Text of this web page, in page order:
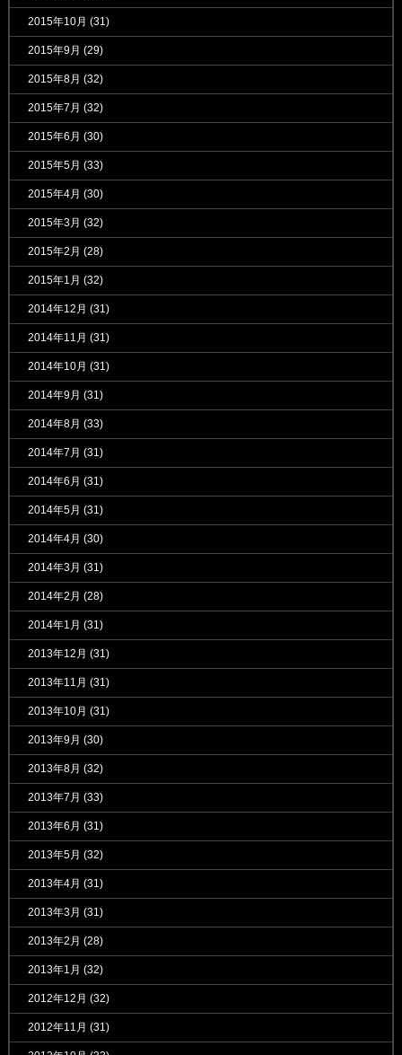
2015年10月 (31)
2015年9月 (29)
2015年8月 (32)
2015年7月 (32)
2015年6月 (30)
2015年5月 (33)
2015年4月 (30)
2015年3月 (32)
2015年2月 (28)
2015年1月 (32)
2014年12月 (31)
2014年11月 (31)
2014年10月 (31)
2014年9月 (31)
2014年8月 (33)
2014年7月 (31)
2014年6月 (31)
2014年5月 (31)
2014年4月 (30)
2014年3月 (31)
2014年2月 (28)
2014年1月 (31)
2013年12月 (31)
2013年11月 (31)
2013年10月 (31)
2013年9月 (30)
2013年8月 (32)
2013年7月 (33)
2013年6月 (31)
2013年5月 (32)
2013年4月 (31)
2013年3月 (31)
2013年2月 (28)
2013年1月 (32)
2012年12月 (32)
2012年11月 (31)